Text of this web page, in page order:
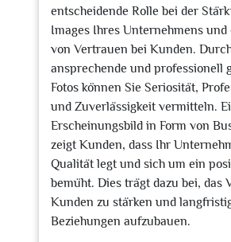
entscheidende Rolle bei der
Images Ihres Unternehmens und
von Vertrauen bei Kunden.
ansprechende und professionell
Fotos können Sie Seriosität,
und Zuverlässigkeit vermitteln.
Erscheinungsbild in Form von
zeigt Kunden, dass Ihr
Qualität legt und sich um ein
bemüht. Dies trägt dazu bei, das
Kunden zu stärken und
Beziehungen aufzubauen.